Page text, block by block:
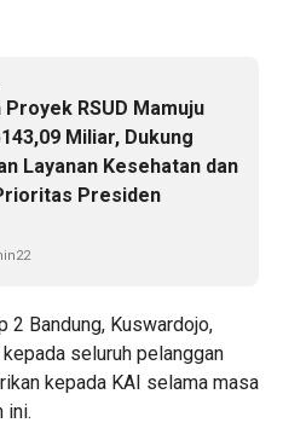
Proyek RSUD Mamuju
Miliar, Dukung
Layanan Kesehatan dan
Presiden
2 Bandung, Kuswardojo,
seluruh pelanggan
kepada KAI selama masa
ini.